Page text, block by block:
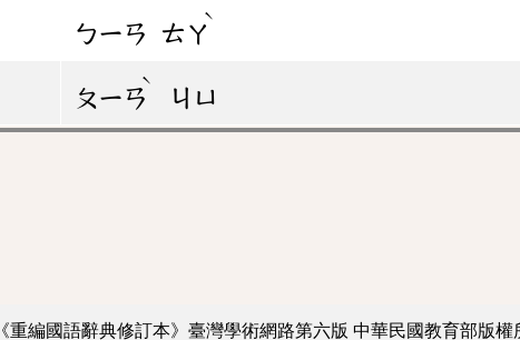
ㄅㄧㄢ ㄊㄚ
ˋ
ㄆㄧㄢ
ˋ
ㄐㄩ
《重編國語辭典修訂本》臺灣學術網路第六版 中華民國教育部版權